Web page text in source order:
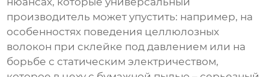
производитель может упустить: например, на
особенностях поведения целлюлозных
волокон при склейке под давлением или на
борьбе с статическим электричеством,